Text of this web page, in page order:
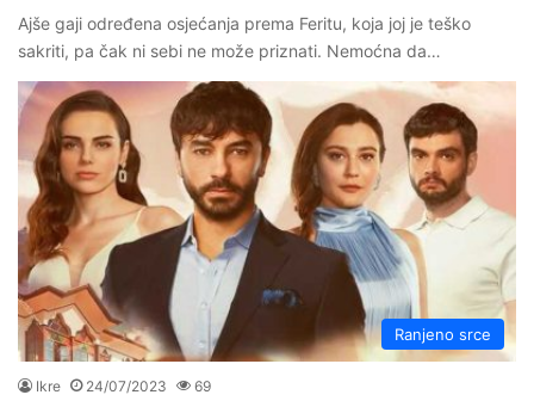
Ajše gaji određena osjećanja prema Feritu, koja joj je teško
sakriti, pa čak ni sebi ne može priznati. Nemoćna da…
Ranjeno srce
Ikre 24/07/2023 69